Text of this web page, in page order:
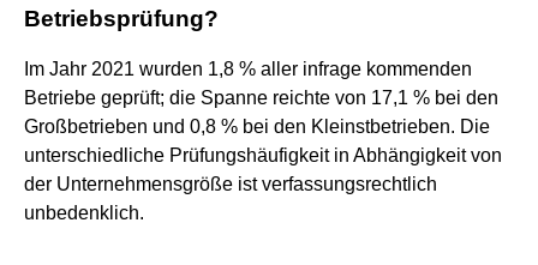
Betriebsprüfung?
Im Jahr 2021 wurden 1,8 % aller infrage kommenden
Betriebe geprüft; die Spanne reichte von 17,1 % bei den
Großbetrieben und 0,8 % bei den Kleinstbetrieben. Die
unterschiedliche Prüfungshäufigkeit in Abhängigkeit von
der Unternehmensgröße ist verfassungsrechtlich
unbedenklich.